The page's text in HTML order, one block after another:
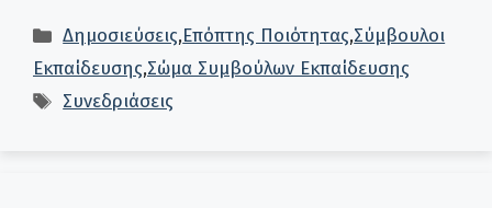
Κατηγορίες
Δημοσιεύσεις,Επόπτης Ποιότητας,Σύμβουλοι
Εκπαίδευσης,Σώμα Συμβούλων Εκπαίδευσης
Ετικέτες
Συνεδριάσεις